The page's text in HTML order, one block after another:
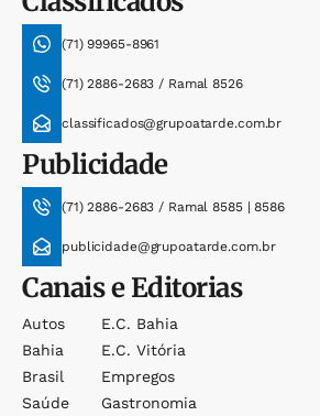
(71) 99965-8961
(71) 2886-2683 / Ramal 8526
classificados@grupoatarde.com.br
Publicidade
(71) 2886-2683 / Ramal 8585 | 8586
publicidade@grupoatarde.com.br
Canais e Editorias
Autos
Bahia
Brasil
Saúde
E.c. Bahia
E.c. Vitória
Empregos
Gastronomia